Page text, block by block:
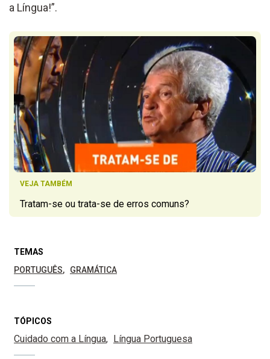
a Língua!”.
VEJA TAMBÉM
Tratam-se ou trata-se de erros comuns?
TEMAS
PORTUGUÊS
GRAMÁTICA
TÓPICOS
Cuidado com a Língua Língua Portuguesa